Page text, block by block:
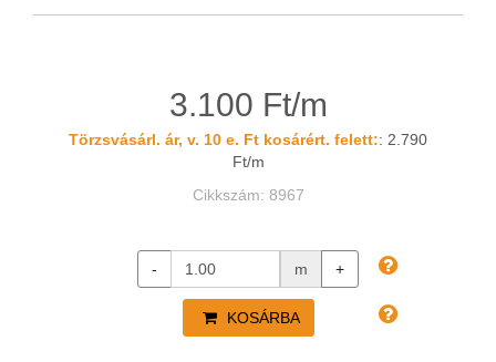
3.100 Ft/m
Törzsvásárl. ár, v. 10 e. Ft kosárért. felett:: 2.790
Ft/m
Cikkszám: 8967
- m +
KOSÁRBA